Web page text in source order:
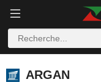
ARGAN
ARGAN